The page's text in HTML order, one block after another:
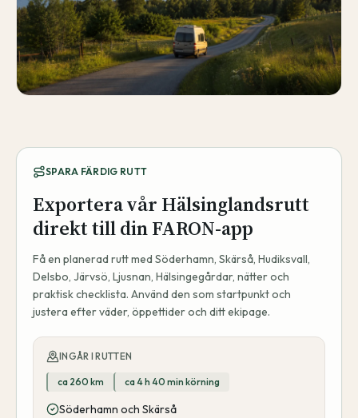
SPARA FÄRDIG RUTT
Exportera vår Hälsinglandsrutt
direkt till din FARON-app
Få en planerad rutt med Söderhamn, Skärså, Hudiksvall,
Delsbo, Järvsö, Ljusnan, Hälsingegårdar, nätter och
praktisk checklista. Använd den som startpunkt och
justera efter väder, öppettider och ditt ekipage.
INGÅR I RUTTEN
ca 260 km ca 4 h 40 min körning
Söderhamn och Skärså